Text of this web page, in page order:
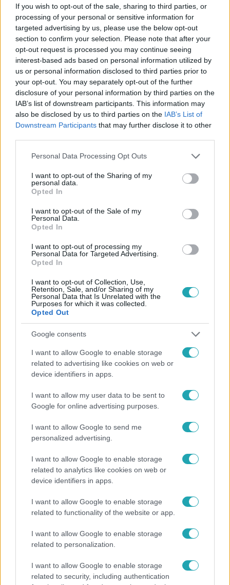
If you wish to opt-out of the sale, sharing to third parties, or
processing of your personal or sensitive information for
targeted advertising by us, please use the below opt-out
section to confirm your selection. Please note that after your
opt-out request is processed you may continue seeing
interest-based ads based on personal information utilized by
us or personal information disclosed to third parties prior to
your opt-out. You may separately opt-out of the further
disclosure of your personal information by third parties on the
IAB’s list of downstream participants. This information may
also be disclosed by us to third parties on the IAB’s List of
Downstream Participants that may further disclose it to other
Please note that this website/app uses one or more Google
not limited to your visit or usage behaviour. You may click to
grant or deny consent to Google and its third-party tags to
use your data for below specified purposes in below Google
consent section.
Personal Data Processing Opt Outs
I want to opt-out of the Sharing of my
personal data.
Opted In
I want to opt-out of the Sale of my
Personal Data.
Opted In
I want to opt-out of processing my
Personal Data for Targeted Advertising.
Opted In
I want to opt-out of Collection, Use,
Retention, Sale, and/or Sharing of my
Personal Data that Is Unrelated with the
Purposes for which it was collected.
Opted Out
Google consents
I want to allow Google to enable storage
related to advertising like cookies on web or
device identifiers in apps.
I want to allow my user data to be sent to
Google for online advertising purposes.
I want to allow Google to send me
personalized advertising.
I want to allow Google to enable storage
related to analytics like cookies on web or
device identifiers in apps.
I want to allow Google to enable storage
related to functionality of the website or app.
I want to allow Google to enable storage
related to personalization.
I want to allow Google to enable storage
related to security, including authentication
Kövess minket, és értesülj a friss
hírekről a Facebookon is!
Követem
#ÉJJEL-NAPPAL BUDAPEST #RTL #ADÁSRÉSZLETEK
MODELLKEDÉS
Népszerű
Horoszkóp
Ennek a 3 csillagjegynek váratlan sikereket
hozhat a hét
Reggeli